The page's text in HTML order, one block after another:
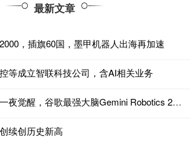
最新文章
，插旗60国，墨甲机器人出海再加速
等成立智联科技公司，含AI相关业务
蚂蚁配资 机器人一夜觉醒，谷歌最强大脑Gemini Robotics 2上线了
续创历史新高